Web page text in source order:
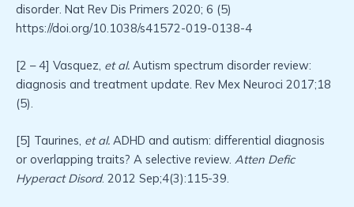
disorder. Nat Rev Dis Primers 2020; 6 (5)
https://doi.org/10.1038/s41572-019-0138-4
[2 – 4] Vasquez, et al. Autism spectrum disorder review:
diagnosis and treatment update. Rev Mex Neuroci 2017;18
(5).
[5] Taurines, et al. ADHD and autism: differential diagnosis
or overlapping traits? A selective review. Atten Defic
Hyperact Disord. 2012 Sep;4(3):115-39.